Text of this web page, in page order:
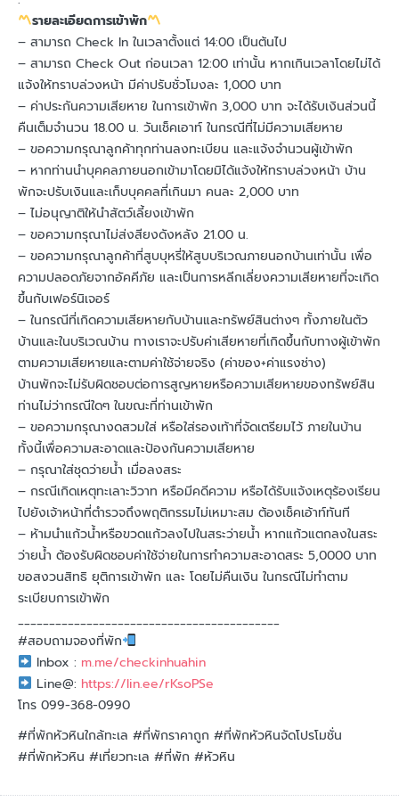
รายละเอียดการเข้าพัก
– สามารถ Check In ในเวลาตั้งแต่ 14:00 เป็นต้นไป
– สามารถ Check Out ก่อนเวลา 12:00 เท่านั้น หากเกินเวลาโดยไม่ได้
แจ้งให้ทราบล่วงหน้า มีค่าปรับชั่วโมงละ 1,000 บาท
– ค่าประกันความเสียหาย ในการเข้าพัก 3,000 บาท จะได้รับเงินส่วนนี้
คืนเต็มจำนวน 18.00 น. วันเช็คเอาท์ ในกรณีที่ไม่มีความเสียหาย
– ขอความกรุณาลูกค้าทุกท่านลงทะเบียน และแจ้งจำนวนผู้เข้าพัก
– หากท่านนำบุคคลภายนอกเข้ามาโดยมิได้แจ้งให้ทราบล่วงหน้า บ้าน
พักจะปรับเงินและเก็บบุคคลที่เกินมา คนละ 2,000 บาท
– ไม่อนุญาติให้นำสัตว์เลี้ยงเข้าพัก
– ขอความกรุณาไม่ส่งสียงดังหลัง 21.00 น.
– ขอความกรุณาลูกค้าที่สูบบุหรี่ให้สูบบริเวณภายนอกบ้านเท่านั้น เพื่อ
ความปลอดภัยจากอัคคีภัย และเป็นการหลีกเลี่ยงความเสียหายที่จะเกิด
ขึ้นกับเฟอร์นิเจอร์
– ในกรณีที่เกิดความเสียหายกับบ้านและทรัพย์สินต่างๆ ทั้งภายในตัว
บ้านและในบริเวณบ้าน ทางเราจะปรับค่าเสียหายที่เกิดขึ้นกับทางผู้เข้าพัก
ตามความเสียหายและตามค่าใช้จ่ายจริง (ค่าของ+ค่าแรงช่าง)
บ้านพักจะไม่รับผิดชอบต่อการสูญหายหรือความเสียหายของทรัพย์สิน
ท่านไม่ว่ากรณีใดๆ ในขณะที่ท่านเข้าพัก
– ขอความกรุณางดสวมใส่ หรือใส่รองเท้าที่จัดเตรียมไว้ ภายในบ้าน
ทั้งนี้เพื่อความสะอาดและป้องกันความเสียหาย
– กรุณาใส่ชุดว่ายน้ำ เมื่อลงสระ
– กรณีเกิดเหตุทะเลาะวิวาท หรือมีคดีความ หรือได้รับแจ้งเหตุร้องเรียน
ไปยังเจ้าหน้าที่ตำรวจถึงพฤติกรรมไม่เหมาะสม ต้องเช็คเอ้าท์ทันที
– ห้ามนำแก้วน้ำหรือขวดแก้วลงไปในสระว่ายน้ำ หากแก้วแตกลงในสระ
ว่ายน้ำ ต้องรับผิดชอบค่าใช้จ่ายในการทำความสะอาดสระ 5,0000 บาท
ขอสงวนสิทธิ ยุติการเข้าพัก และ โดยไม่คืนเงิน ในกรณีไม่ทำตาม
ระเบียบการเข้าพัก
__________________________________________
#สอบถามจองที่พัก
Inbox : m.me/checkinhuahin
Line@: https://lin.ee/rKsoPSe
โทร 099-368-0990
#ที่พักหัวหินใกล้ทะเล #ที่พักราคาถูก #ที่พักหัวหินจัดโปรโมชั่น
#ที่พักหัวหิน #เที่ยวทะเล #ที่พัก #หัวหิน